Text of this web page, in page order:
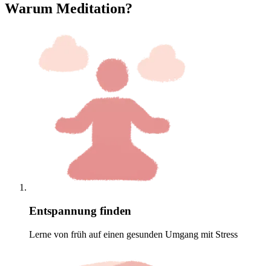
Warum Meditation?
Entspannung finden
Lerne von früh auf einen gesunden Umgang mit Stress